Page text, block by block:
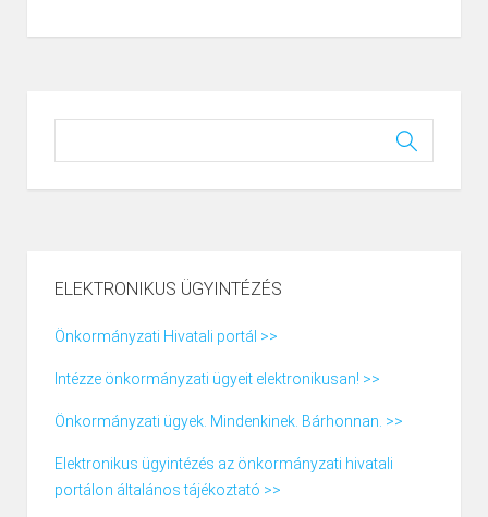
ELEKTRONIKUS ÜGYINTÉZÉS
Önkormányzati Hivatali portál >>
Intézze önkormányzati ügyeit elektronikusan! >>
Önkormányzati ügyek. Mindenkinek. Bárhonnan. >>
Elektronikus ügyintézés az önkormányzati hivatali
portálon általános tájékoztató >>